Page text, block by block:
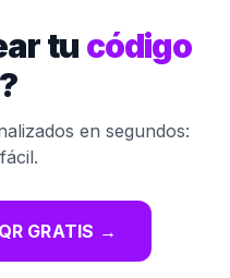
tu código
?
en segundos:
GRATIS →